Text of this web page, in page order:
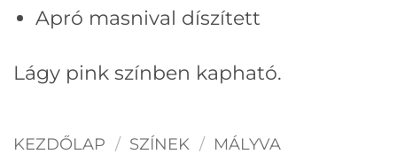
Apró masnival díszített
Lágy pink színben kapható.
KEZDŐLAP / SZÍNEK / MÁLYVA